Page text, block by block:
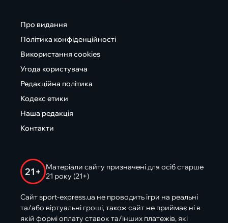
Про видання
Політика конфіденційності
Використання cookies
Угода користувача
Редакційна політика
Кодекс етики
Наша редакція
Контакти
21+
Матеріали сайту призначені для осіб старше
21 року (21+)
Сайт sport-express.ua не проводить ігри на реальні
та/або віртуальні гроші, також сайт не приймає ні в
якій формі оплату ставок та/інших платежів, які